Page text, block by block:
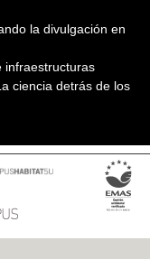
la divulgación en
infraestructuras
ciencia detrás de los